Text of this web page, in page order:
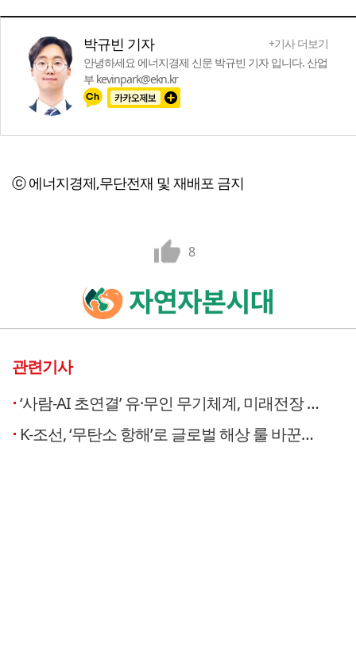
박규빈 기자
+기사 더보기
안녕하세요 에너지경제 신문 박규빈 기자 입니다. 산업
부 kevinpark@ekn.kr
ⓒ 에너지경제,무단전재 및 재배포 금지
8
관련기사
‘사람-AI 초연결’ 유·무인 무기체계, 미래전장 지배한다 [창간기획]
K-조선, ‘무탄소 항해’로 글로벌 해상 룰 바꾼다 [창간기획]